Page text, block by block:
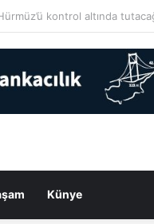
ile saldırı düzenledi
Künye